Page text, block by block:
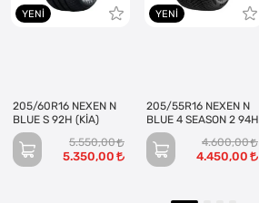
YENI
205/60R16 NEXEN N
BLUE S 92H (KİA)
5.550,00
5.350,00
YENI
205/55R16 NEXEN N
BLUE 4 SEASON 2 94H
4.600,00
4.450,00